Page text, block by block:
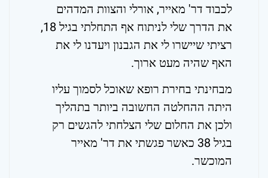
לכבוד דר' מאייר, אורלי והצוות המדהים
את הדרך שלי לניתוח אף התחלתי בגיל 18,
רציתי שיישרו לי את הגבנון ויעדנו לי את
האף שהיה מעט ארוך.
מבחינתי בחירת רופא שאוכל לסמוך עליו
היתה ההחלטה החשובה ביותר בתהליך
ולכן את החלום שלי הצלחתי להגשים רק
בגיל 38 כאשר פגשתי את דר' מאייר
המוכשר.